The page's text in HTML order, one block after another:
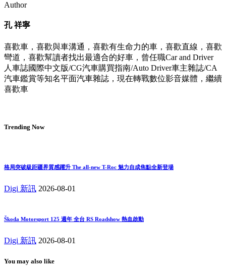
Author
孔 祥寧
喜歡車，喜歡與車溝通，喜歡有生命力的車，喜歡直線，喜歡
彎道，喜歡幫讀者找出最適合的好車，曾任職Car and Driver
人車誌國際中文版/CG汽車購買指南/Auto Driver車主雜誌/CA
汽車鑑賞等知名平面汽車雜誌，現在轉戰數位影音媒體，繼續
喜歡車
Trending Now
格局突破級距疆界質感躍升 The all-new T-Roc 魅力自成焦點全新登場
Digi 新訊 2026-08-01
Škoda Motorsport 125 週年 全台 RS Roadshow 熱血啟動
Digi 新訊 2026-08-01
You may also like